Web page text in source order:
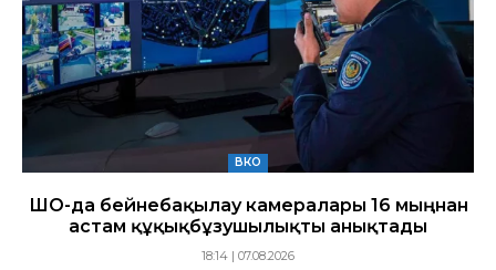
ВКО
ШҚО-да бейнебақылау камералары 16 мыңнан
астам құқықбұзушылықты анықтады
18:14 | 07.08.2026